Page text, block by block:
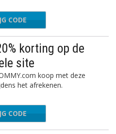
EXTRA20
CODE
korting op de
site
koop met deze
het afrekenen.
MMYXNFL
CODE